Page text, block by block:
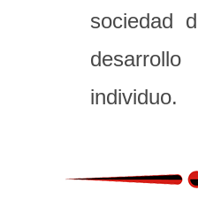
sociedad
individuo.